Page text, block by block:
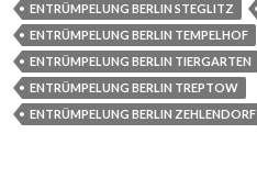
ENTRÜMPELUNG BERLIN STEGLITZ
ENTRÜMPELUNG BERLIN TEMPELHOF
ENTRÜMPELUNG BERLIN TIERGARTEN
ENTRÜMPELUNG BERLIN TREPTOW
ENTRÜMPELUNG BERLIN ZEHLENDORF